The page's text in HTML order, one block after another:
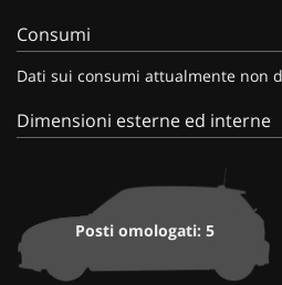
Consumi
Dati sui consumi attualmente non
Dimensioni esterne ed interne
Posti omologati: 5